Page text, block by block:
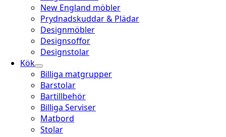
New England möbler
Prydnadskuddar & Plädar
Designmöbler
Designsoffor
Designstolar
Kök
Billiga matgrupper
Barstolar
Bartillbehör
Billiga Serviser
Matbord
Stolar